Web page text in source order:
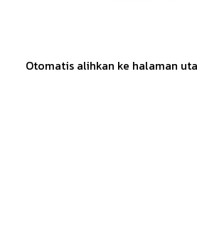
Otomatis alihkan ke halaman